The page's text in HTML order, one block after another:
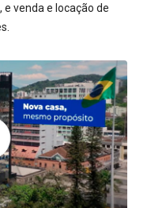
venda e locação de